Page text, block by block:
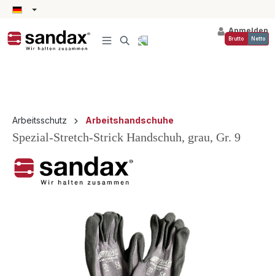
springen
Anmelden
Brutto Netto
Arbeitsschutz Arbeitshandschuhe
Spezial-Stretch-Strick Handschuh, grau, Gr. 9
Bildergalerie überspringen